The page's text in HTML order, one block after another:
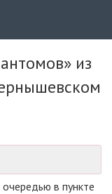
из
в пункте